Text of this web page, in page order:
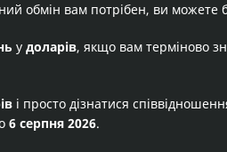
обмін вам потрібен, ви
у доларів, якщо вам терміново
і просто дізнатися
6 серпня 2026.